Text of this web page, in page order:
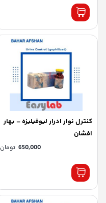
کنترل نوار ادرار لیوفیلیزه – بهار
افشان
650,000 تومان